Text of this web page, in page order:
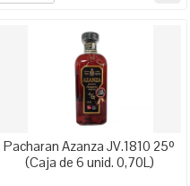
Pacharan Azanza JV.1810 25º
(Caja de 6 unid. 0,70L)